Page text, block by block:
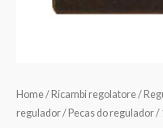
Home/ Ricambi regolatore /
regulador / Pecas do regulador/